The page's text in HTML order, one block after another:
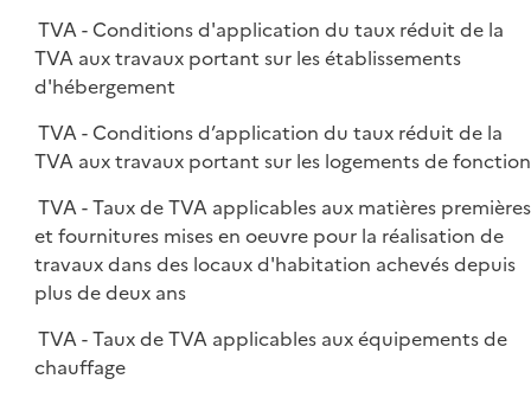
TVA - Conditions d'application du taux réduit de la
TVA aux travaux portant sur les établissements
d'hébergement
TVA - Conditions d’application du taux réduit de la
TVA aux travaux portant sur les logements de fonction
TVA - Taux de TVA applicables aux matières premières
et fournitures mises en oeuvre pour la réalisation de
travaux dans des locaux d'habitation achevés depuis
plus de deux ans
TVA - Taux de TVA applicables aux équipements de
chauffage